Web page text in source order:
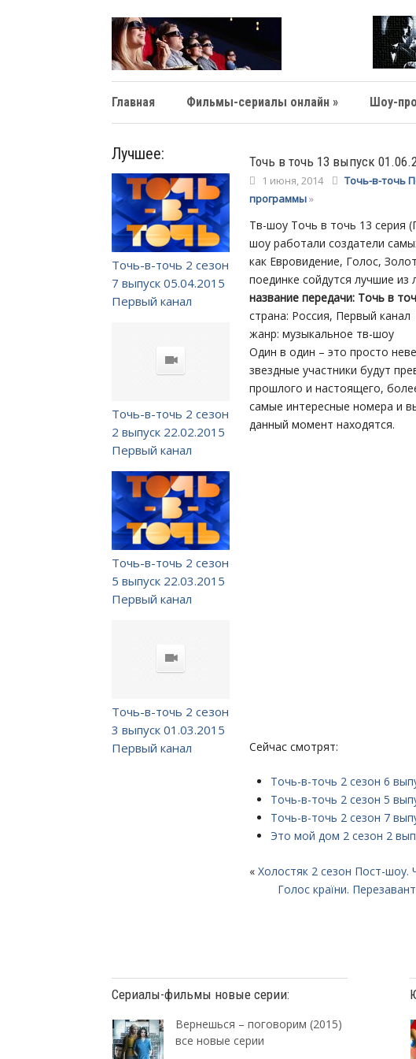
Главная Фильмы-сериалы онлайн » Шоу-
Точь в точь 13 выпуск
1 июня, 2014
Точь-в-точь
программы»
Тв-шоу Точь в точь 13 серия
шоу работали создатели
как Евровидение, Голос,
поединке сойдутся лучшие
название передачи: Точь в
страна: Россия, Первый канал
жанр: музыкальное тв-шоу
Один в один – это просто
звездные участники будут
прошлого и настоящего,
самые интересные номера и
данный момент находятся.
Сейчас смотрят:
Точь-в-точь 2 сезон 6
Точь-в-точь 2 сезон 5
Точь-в-точь 2 сезон 7
Это мой дом 2 сезон 2
«Холостяк 2 сезон Пост-шоу.
Голос країни.
Лучшее:
Точь-в-точь 2 сезон
7 выпуск 05.04.2015
Первый канал
Точь-в-точь 2 сезон
2 выпуск 22.02.2015
Первый канал
Точь-в-точь 2 сезон
5 выпуск 22.03.2015
Первый канал
Точь-в-точь 2 сезон
3 выпуск 01.03.2015
Первый канал
Сериалы-фильмы новые серии:
Вернешься – поговорим (2015)
все новые серии